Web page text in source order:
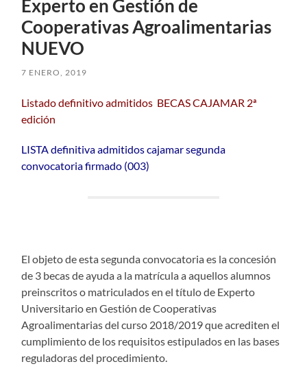
Experto en Gestión de
Cooperativas Agroalimentarias
NUEVO
7 ENERO, 2019
Listado definitivo admitidos BECAS CAJAMAR 2ª
edición
LISTA definitiva admitidos cajamar segunda
convocatoria firmado (003)
El objeto de esta segunda convocatoria es la concesión
de 3 becas de ayuda a la matrícula a aquellos alumnos
preinscritos o matriculados en el título de Experto
Universitario en Gestión de Cooperativas
Agroalimentarias del curso 2018/2019 que acrediten el
cumplimiento de los requisitos estipulados en las bases
reguladoras del procedimiento.